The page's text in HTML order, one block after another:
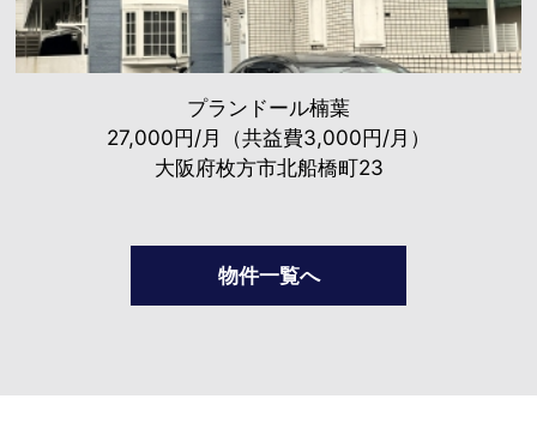
プランドール楠葉
27,000円/月（共益費3,000円/月）
大阪府枚方市北船橋町23
物件一覧へ